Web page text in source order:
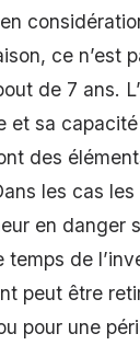
ce n’est
de 7 ans.
et sa
des
les cas
en danger
temps de
peut être
pour une